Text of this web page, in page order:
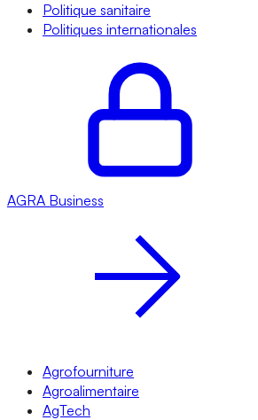
Politique sanitaire
Politiques internationales
AGRA Business
Agrofourniture
Agroalimentaire
AgTech